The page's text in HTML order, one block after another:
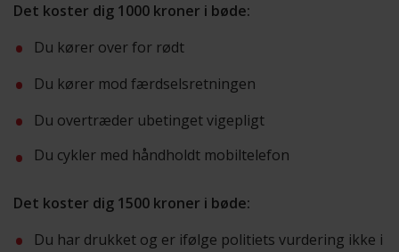
Det koster dig 1000 kroner i bøde:
Du kører over for rødt
Du kører mod færdselsretningen
Du overtræder ubetinget vigepligt
Du cykler med håndholdt mobiltelefon
Det koster dig 1500 kroner i bøde:
Du har drukket og er ifølge politiets vurdering ikke i